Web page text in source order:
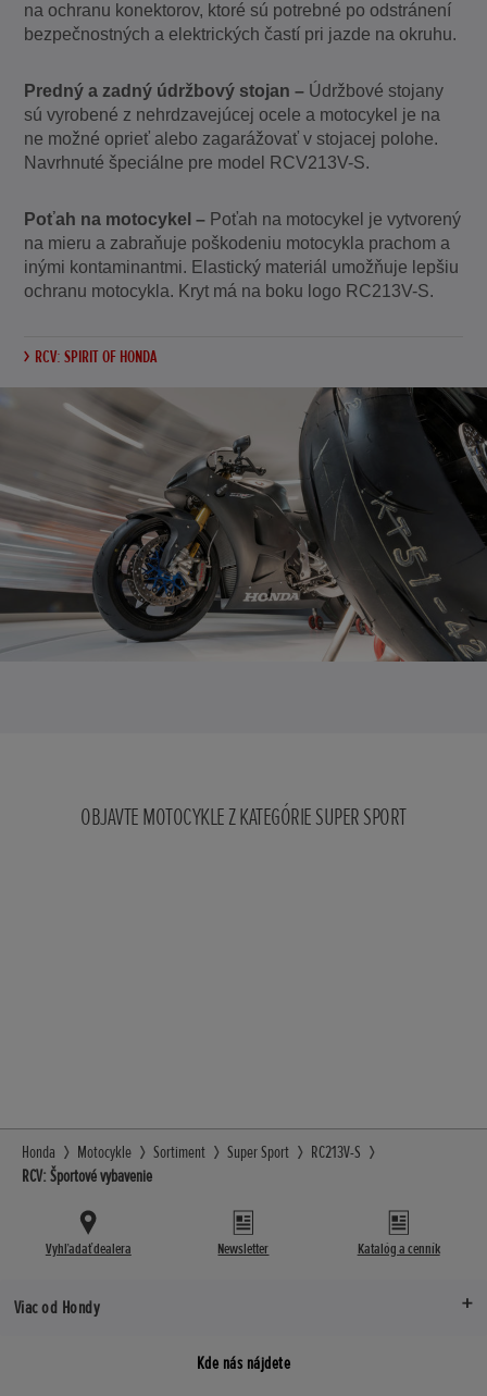
na ochranu konektorov, ktoré sú potrebné po odstránení
bezpečnostných a elektrických častí pri jazde na okruhu.
Predný a zadný údržbový stojan – Údržbové stojany
sú vyrobené z nehrdzavejúcej ocele a motocykel je na
ne možné oprieť alebo zagarážovať v stojacej polohe.
Navrhnuté špeciálne pre model RCV213V-S.
Poťah na motocykel – Poťah na motocykel je vytvorený
na mieru a zabraňuje poškodeniu motocykla prachom a
inými kontaminantmi. Elastický materiál umožňuje lepšiu
ochranu motocykla. Kryt má na boku logo RC213V-S.
RCV: SPIRIT OF HONDA
OBJAVTE MOTOCYKLE Z KATEGÓRIE SUPER SPORT
Honda Motocykle Sortiment Super Sport
RC213V-S
RCV: Športové vybavenie
Vyhľadať dealera Newsletter Katalóg a cenník
Viac od Hondy
Kde nás nájdete